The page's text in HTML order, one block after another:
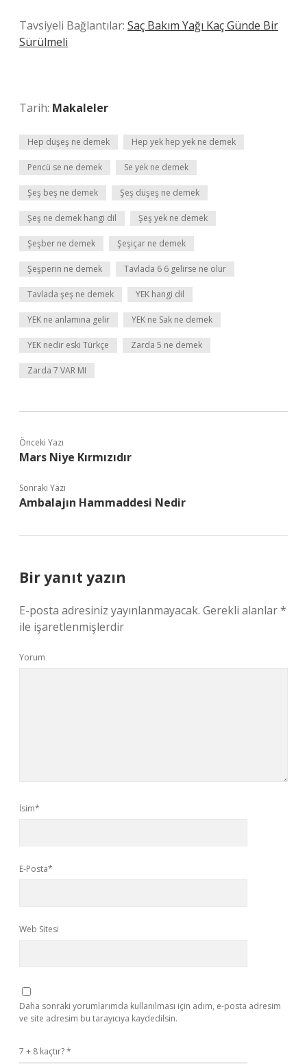
Tavsiyeli Bağlantılar: Saç Bakım Yağı Kaç Günde Bir
Sürülmeli
Tarih: Makaleler
Hep düşeş ne demek Hep yek hep yek ne demek
Pencü se ne demek Se yek ne demek
Şeş beş ne demek Şeş düşeş ne demek
Şeş ne demek hangi dil Şeş yek ne demek
Şeşber ne demek Şeşiçar ne demek
Şeşperin ne demek Tavlada 6 6 gelirse ne olur
Tavlada şeş ne demek YEK hangi dil
YEK ne anlamına gelir YEK ne Sak ne demek
YEK nedir eski Türkçe Zarda 5 ne demek
Zarda 7 VAR MI
Önceki Yazı
Mars Niye Kırmızıdır
Sonraki Yazı
Ambalajın Hammaddesi Nedir
Bir yanıt yazın
E-posta adresiniz yayınlanmayacak. Gerekli alanlar*
ile işaretlenmişlerdir
Yorum
İsim*
E-Posta*
Web Sitesi
Daha sonraki yorumlarımda kullanılması için adım, e-posta adresim
ve site adresim bu tarayıcıya kaydedilsin.
7 + 8 kaçtır?*